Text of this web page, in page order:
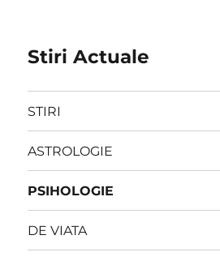
Stiri Actuale
STIRI
ASTROLOGIE
PSIHOLOGIE
DE VIATA